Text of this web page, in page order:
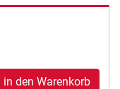
in den Warenkorb